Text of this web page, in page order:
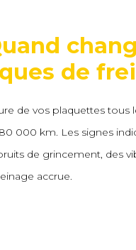
de
de vos plaquettes
000 km. Les signes
de grincement, des
accrue.